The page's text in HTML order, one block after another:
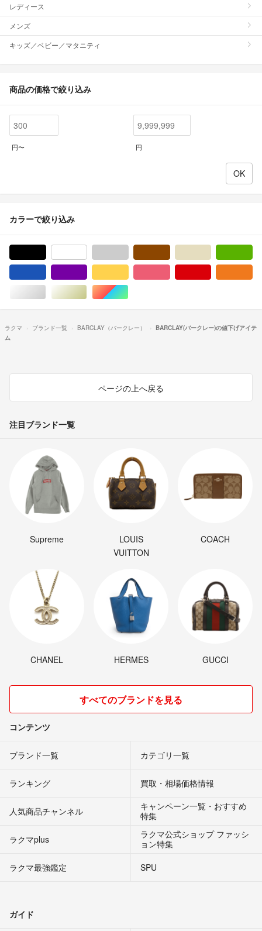
レディース
メンズ
キッズ／ベビー／マタニティ
商品の価格で絞り込み
円〜 円
カラーで絞り込み
シルバー/銀色系ゴールド/金色系マルチカラー
ラクマ ブランド一覧 BARCLAY（バークレー）
BARCLAY(バークレー)の値下げアイテ
ム
ページの上へ戻る
注目ブランド一覧
Supreme
LOUIS
VUITTON
COACH
CHANEL HERMES GUCCI
すべてのブランドを見る
コンテンツ
ブランド一覧 カテゴリ一覧
ランキング 買取・相場価格情報
人気商品チャンネル
キャンペーン一覧・おすすめ
特集
ラクマplus
ラクマ公式ショップ ファッシ
ョン特集
ラクマ最強鑑定
SPU
ガイド